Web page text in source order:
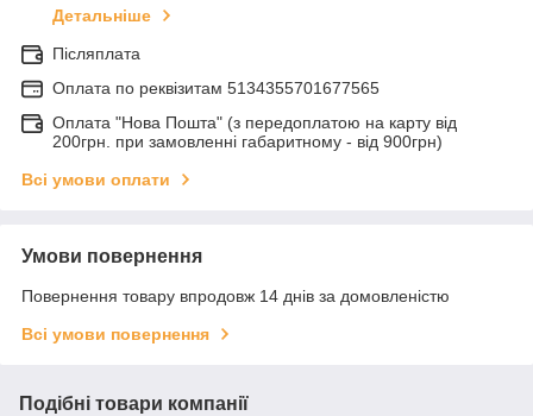
Детальніше
Післяплата
Оплата по реквiзитам 5134355701677565
Оплата "Нова Пошта" (з передоплатою на карту від
200грн. при замовленні габаритному - від 900грн)
Всі умови оплати
Умови повернення
Повернення товару впродовж 14 днів за домовленістю
Всі умови повернення
Подібні товари компанії